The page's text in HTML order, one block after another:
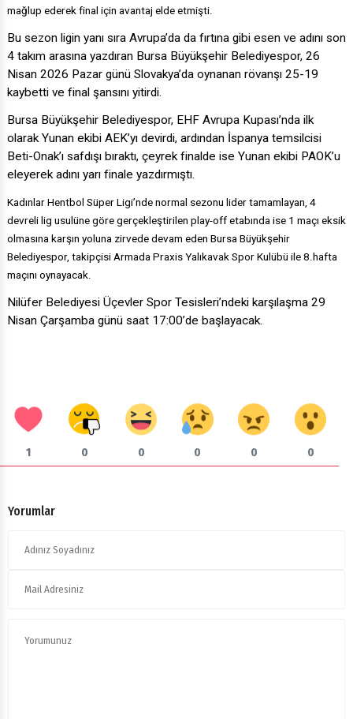
mağlup ederek final için avantaj elde etmişti.
Bu sezon ligin yanı sıra Avrupa’da da fırtına gibi esen ve adını son
4 takım arasına yazdıran Bursa Büyükşehir Belediyespor, 26
Nisan 2026 Pazar günü Slovakya’da oynanan rövanşı 25-19
kaybetti ve final şansını yitirdi.
Bursa Büyükşehir Belediyespor, EHF Avrupa Kupası’nda ilk
olarak Yunan ekibi AEK’yı devirdi, ardından İspanya temsilcisi
Beti-Onak’ı safdışı bıraktı, çeyrek finalde ise Yunan ekibi PAOK’u
eleyerek adını yarı finale yazdırmıştı.
Kadınlar Hentbol Süper Ligi’nde normal sezonu lider tamamlayan, 4
devreli lig usulüne göre gerçekleştirilen play-off etabında ise 1 maçı eksik
olmasına karşın yoluna zirvede devam eden Bursa Büyükşehir
Belediyespor, takipçisi Armada Praxis Yalıkavak Spor Kulübü ile 8.hafta
maçını oynayacak.
Nilüfer Belediyesi Üçevler Spor Tesisleri’ndeki karşılaşma 29
Nisan Çarşamba günü saat 17:00’de başlayacak.
1 0 0 0 0 0
Yorumlar